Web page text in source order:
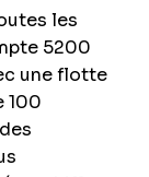
les
5200
une flotte
100